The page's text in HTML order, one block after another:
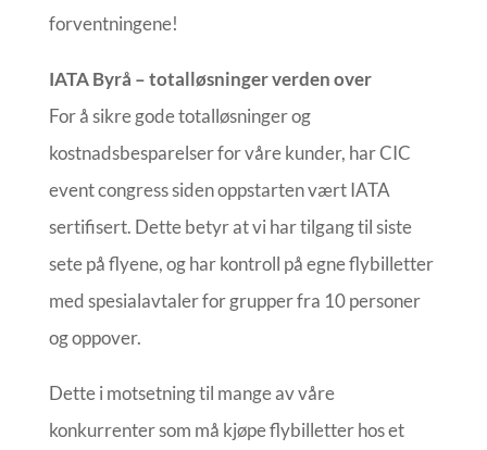
forventningene!
IATA Byrå – totalløsninger verden over
For å sikre gode totalløsninger og
kostnadsbesparelser for våre kunder, har CIC
event congress siden oppstarten vært IATA
sertifisert. Dette betyr at vi har tilgang til siste
sete på flyene, og har kontroll på egne flybilletter
med spesialavtaler for grupper fra 10 personer
og oppover.
Dette i motsetning til mange av våre
konkurrenter som må kjøpe flybilletter hos et